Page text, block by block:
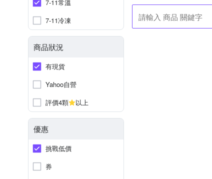
7-11常溫
7-11冷凍
商品狀況
有現貨
Yahoo自營
評價4顆
以上
優惠
挑戰低價
券